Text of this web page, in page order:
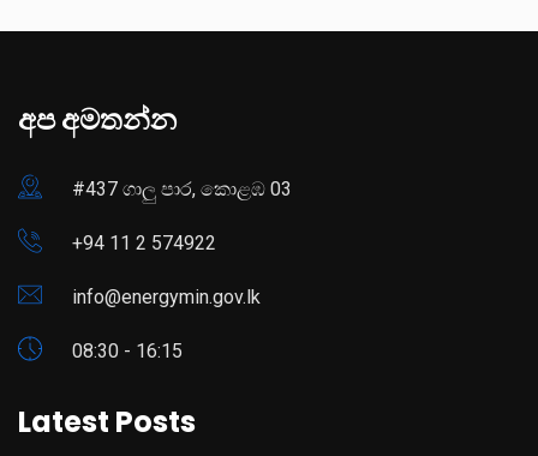
අප අමතන්න
#437 ගාලු පාර, කොළඹ 03
+94 11 2 574922
info@energymin.gov.lk
08:30 - 16:15
Latest Posts